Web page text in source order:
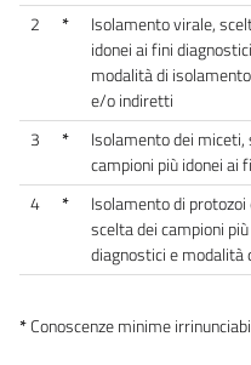
2
*
Isolamento virale,
idonei ai fini
modalità di
e/o indiretti
3
*
Isolamento dei miceti,
campioni più idonei ai
4
*
Isolamento di
scelta dei campioni
diagnostici e modalità
*Conoscenze minime